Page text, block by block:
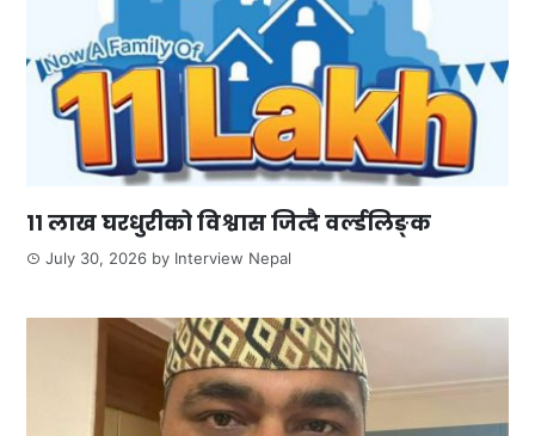
११ लाख घरधुरीको विश्वास जित्दै वर्ल्डलिङ्क
July 30, 2026 by Interview Nepal